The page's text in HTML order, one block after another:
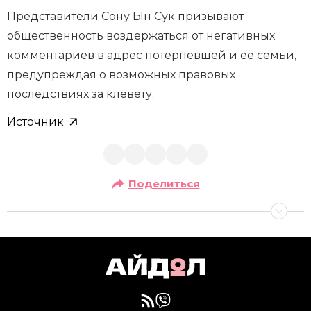
Представители Сону Ын Сук призывают
общественность воздержаться от негативных
комментариев в адрес потерпевшей и её семьи,
предупреждая о возможных правовых
последствиях за клевету.
Источник
Поделиться